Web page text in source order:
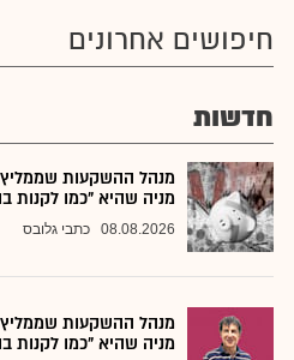
חיפושים אחרונים
חדשות
מנהל ההשקעות
מניה שהיא "כמו לקנות
08.08.2026 כתבי גלובס
מנהל ההשקעות
מניה שהיא "כמו לקנות